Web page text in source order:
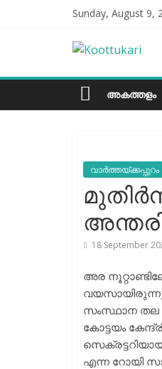
Sunday, August 9,
Kottukariഅകത്തളം
വാർത്തയ്ക്കപ്പുറം
18 September
അര
സംസ്ഥാന തല
കോട്ടയം
എന്ന റോയി